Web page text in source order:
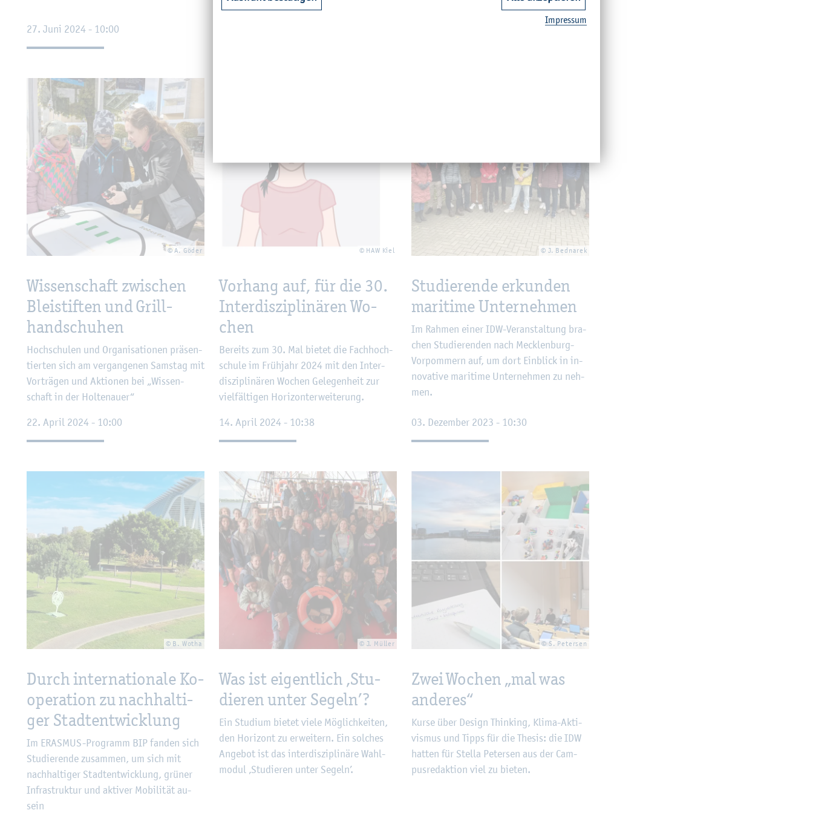
27. Juni 2024 - 10:00
Kiel in einer On­line-Zeit­schrift.
© A. Göder
Wis­sen­schaft zwi­schen
Blei­stif­ten und Grill­
hand­schu­hen
Hoch­schu­len und Or­ga­ni­sa­tio­nen prä­sen­
tier­ten sich am ver­gan­ge­nen Sams­tag mit
Vor­trä­gen und Ak­tio­nen bei „Wis­sen­
schaft in der Hol­ten­au­er“
22. April 2024 - 10:00
© HAW Kiel
Vor­hang auf, für die 30.
In­ter­dis­zi­pli­nä­ren Wo­
chen
Be­reits zum 30. Mal bie­tet die Fach­hoch­
schu­le im Früh­jahr 2024 mit den In­ter­
dis­zi­pli­nä­ren Wo­chen Ge­le­gen­heit zur
viel­fäl­ti­gen Ho­ri­zont­er­wei­te­rung.
14. April 2024 - 10:38
© J. Bed­na­rek
Stu­die­ren­de er­kun­den
ma­ri­ti­me Un­ter­neh­men
Im Rah­men einer IDW-Ver­an­stal­tung bra­
chen Stu­die­ren­den nach Meck­len­burg-
Vor­pom­mern auf, um dort Ein­blick in in­
no­va­ti­ve ma­ri­ti­me Un­ter­neh­men zu neh­
men.
03. De­zem­ber 2023 - 10:30
© B. Wotha
Durch in­ter­na­tio­na­le Ko­
ope­ra­ti­on zu nach­hal­ti­
ger Stadt­ent­wick­lung
Im ERAS­MUS-Pro­gramm BIP fan­den sich
Stu­die­ren­de zu­sam­men, um sich mit
nach­hal­ti­ger Stadt­ent­wick­lung, grü­ner
In­fra­struk­tur und ak­ti­ver Mo­bi­li­tät au­
sein
© J. Mül­ler
Was ist ei­gent­lich ‚Stu­
die­ren unter Se­geln’?
Ein Stu­di­um bie­tet viele Mög­lich­kei­ten,
den Ho­ri­zont zu er­wei­tern. Ein sol­ches
An­ge­bot ist das in­ter­dis­zi­pli­nä­re Wahl­
mo­dul ‚Stu­die­ren unter Se­geln’.
© S. Pe­ter­sen
Zwei Wo­chen „mal was
an­de­res“
Kurse über De­sign Thin­king, Klima-Ak­ti­
vis­mus und Tipps für die The­sis: die IDW
hat­ten für Stel­la Pe­ter­sen aus der Cam­
pus­re­dak­ti­on viel zu bie­ten.
Im­pres­sum